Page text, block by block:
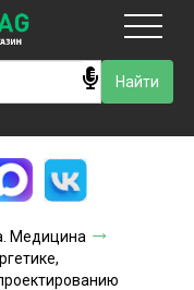
Медицина